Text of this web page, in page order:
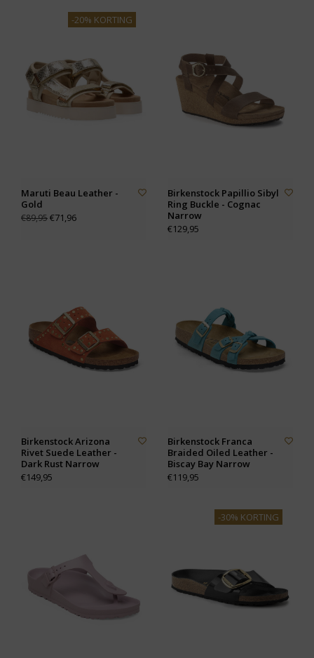
-20% KORTING
Maruti Beau Leather -
Gold
€89,95€71,96
Birkenstock Papillio Sibyl
Ring Buckle - Cognac
Narrow
€129,95
Birkenstock Arizona
Rivet Suede Leather -
Dark Rust Narrow
€149,95
Birkenstock Franca
Braided Oiled Leather -
Biscay Bay Narrow
€119,95
-30% KORTING